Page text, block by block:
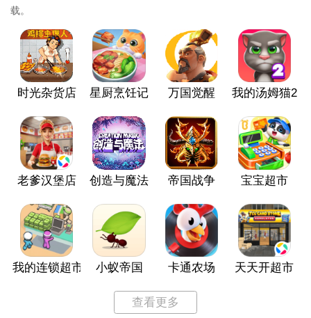
载。
时光杂货店 星厨烹饪记 万国觉醒 我的汤姆猫2
老爹汉堡店 创造与魔法 帝国战争 宝宝超市
我的连锁超市 小蚁帝国 卡通农场 天天开超市
查看更多